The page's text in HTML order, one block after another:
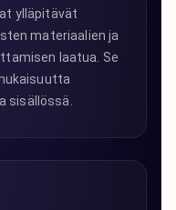
ylläpitävät
materiaalien ja
laatua. Se
sisällössä.